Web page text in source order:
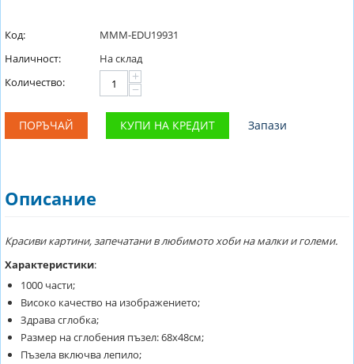
Код:
MMM-EDU19931
Наличност:
На склад
Количество:
+
−
ПОРЪЧАЙ КУПИ НА КРЕДИТ Запази
Описание
Красиви картини, запечатани в любимото хоби на малки и големи.
Характеристики:
1000 части;
Високо качество на изображението;
Здрава сглобка;
Размер на сглобения пъзел: 68х48см;
Пъзела включва лепило;